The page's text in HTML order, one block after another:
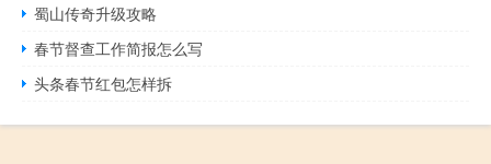
蜀山传奇升级攻略
春节督查工作简报怎么写
头条春节红包怎样拆